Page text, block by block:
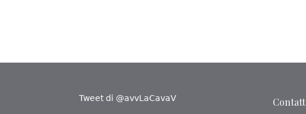
Tweet di @avvLaCavaV